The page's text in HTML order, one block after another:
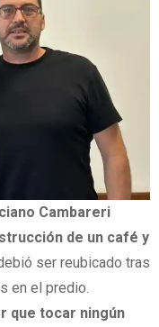
Cambareri
de un café y
ser reubicado tras
en el predio.
que tocar ningún